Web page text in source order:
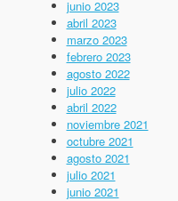
junio 2023
abril 2023
marzo 2023
febrero 2023
agosto 2022
julio 2022
abril 2022
noviembre 2021
octubre 2021
agosto 2021
julio 2021
junio 2021